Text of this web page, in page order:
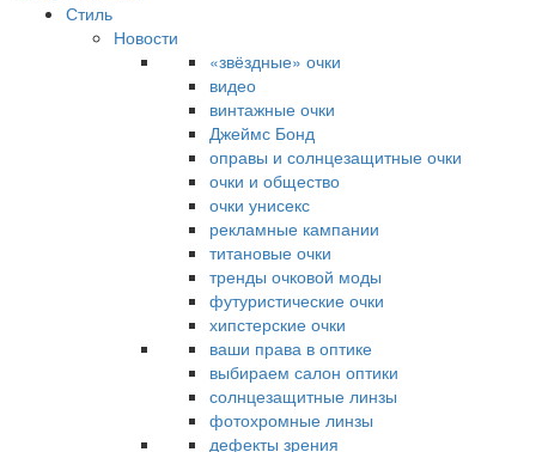
Стиль
Новости
«звёздные» очки
видео
винтажные очки
Джеймс Бонд
оправы и солнцезащитные очки
очки и общество
очки унисекс
рекламные кампании
титановые очки
тренды очковой моды
футуристические очки
хипстерские очки
ваши права в оптике
выбираем салон оптики
солнцезащитные линзы
фотохромные линзы
дефекты зрения